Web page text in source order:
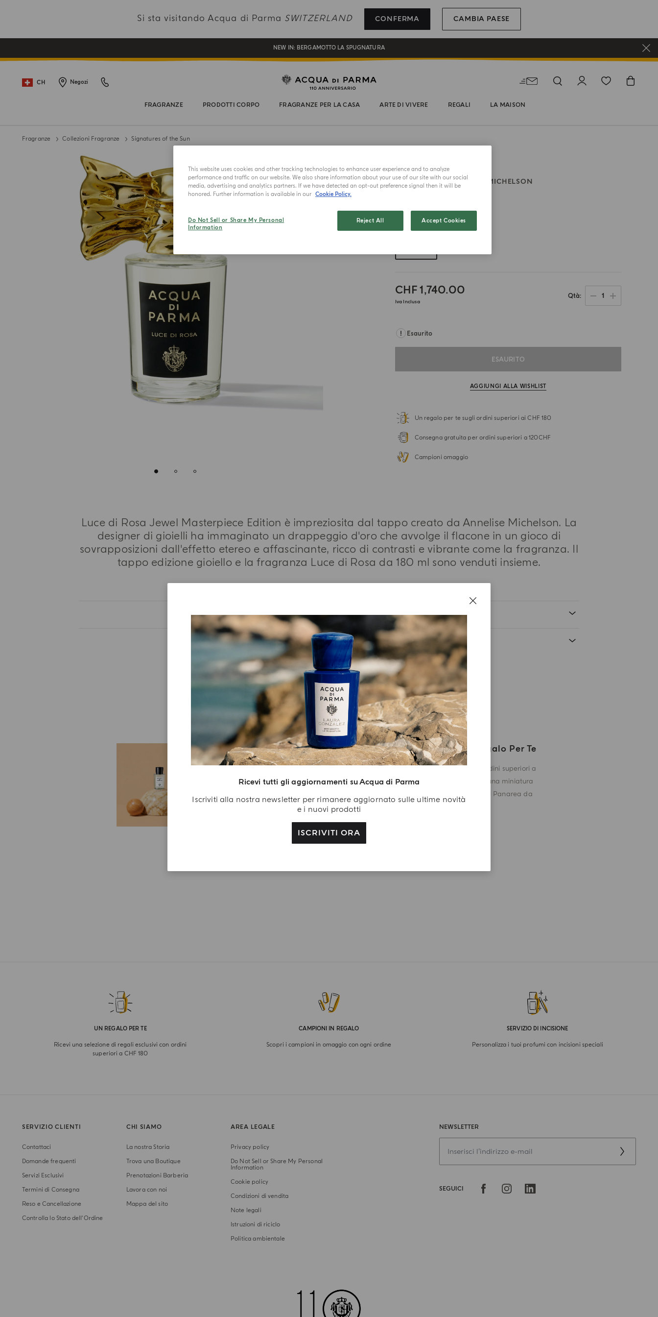
Si sta visitando Acqua di Parma SWITZERLAND CONFERMA CAMBIA PAESE
REGISTRATI E RICEVI UN REGALO SPECIALE CON IL TUO PRIMO ACQUISTO
UN REGALO PER TE SUGLI ORDINI SUPERIORI AI CHF 180
NEW IN: BERGAMOTTO LA SPUGNATURA
CH Negozi
FRAGRANZE PRODOTTI CORPO FRAGRANZE PER LA CASA ARTE DI VIVERE REGALI LA MAISON
Ricevi tutti gli aggiornamenti su Acqua di Parma
Iscriviti alla nostra newsletter per rimanere aggiornato sulle ultime novità
e i nuovi prodotti
ISCRIVITI ORA
Fragranze Collezioni Fragranze Signatures of the Sun
DESIGNED BY ANNELISE MICHELSON
Scegli il formato
CHF 1,740.00
Iva Inclusa
Qtà 1
Esaurito
ESAURITO
AGGIUNGI ALLA WISHLIST
Un regalo per te sugli ordini superiori ai CHF 180
Consegna gratuita per ordini superiori a 120CHF
Campioni omaggio
Luce di Rosa Jewel Masterpiece Edition è impreziosita dal tappo creato da Annelise Michelson. La
designer di gioielli ha immaginato un drappeggio d'oro che avvolge il flacone in un gioco di
sovrapposizioni dall'effetto etereo e affascinante, ricco di contrasti e vibrante come la fragranza. Il
tappo edizione gioiello e la fragranza Luce di Rosa da 180 ml sono venduti insieme.
PIÙ INFORMAZIONI
LISTA INGREDIENTI
L'ARTE DEL REGALO
Regalo Di
Benvenuto
Unisciti a noi: crea il tuo
Un Regalo Per Te
Con gli ordini superiori a
CHF 180 una miniatura
di Mirto di Panarea da
UN REGALO PER TE
Ricevi una selezione di regali esclusivi con ordini
superiori a CHF 180
CAMPIONI IN REGALO
Scopri i campioni in omaggio con ogni ordine
SERVIZIO DI INCISIONE
Personalizza i tuoi profumi con incisioni speciali
NEWSLETTER
SEGUICI
SERVIZIO CLIENTI
Contattaci
Domande frequenti
Servizi Esclusivi
Termini di Consegna
Reso e Cancellazione
Controlla lo Stato dell'Ordine
CHI SIAMO
La nostra Storia
Trova una Boutique
Prenotazioni Barberia
Lavora con noi
Mappa del sito
AREA LEGALE
Privacy policy
Do Not Sell or Share My Personal
Information
Cookie policy
Condizioni di vendita
Note legali
Istruzioni di riciclo
Politica ambientale
This website uses cookies and other tracking technologies to enhance user experience and to analyze
performance and traffic on our website. We also share information about your use of our site with our social
media, advertising and analytics partners. If we have detected an opt-out preference signal then it will be
honored. Further information is available in our Cookie Policy.
Do Not Sell or Share My Personal
Information
Reject All Accept Cookies